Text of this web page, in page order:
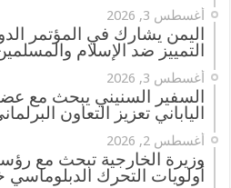
أغسطس 3, 2026
اليمن يشارك في المؤتمر
التمييز ضد الإسلام
أغسطس 3, 2026
السفير السنيني يبحث مع
الياباني تعزيز التعاون
أغسطس 2, 2026
وزيرة الخارجية تبحث مع
أولويات التحرك الدبلوماسي